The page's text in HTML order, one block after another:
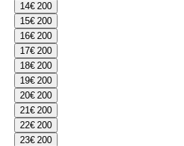
14€ 200
15€ 200
16€ 200
17€ 200
18€ 200
19€ 200
20€ 200
21€ 200
22€ 200
23€ 200